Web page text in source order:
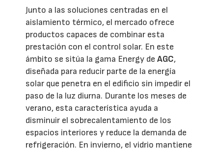
Junto a las soluciones centradas en el
aislamiento térmico, el mercado ofrece
productos capaces de combinar esta
prestación con el control solar. En este
ámbito se sitúa la gama Energy de AGC,
diseñada para reducir parte de la energía
solar que penetra en el edificio sin impedir el
paso de la luz diurna. Durante los meses de
verano, esta característica ayuda a
disminuir el sobrecalentamiento de los
espacios interiores y reduce la demanda de
refrigeración. En invierno, el vidrio mantiene